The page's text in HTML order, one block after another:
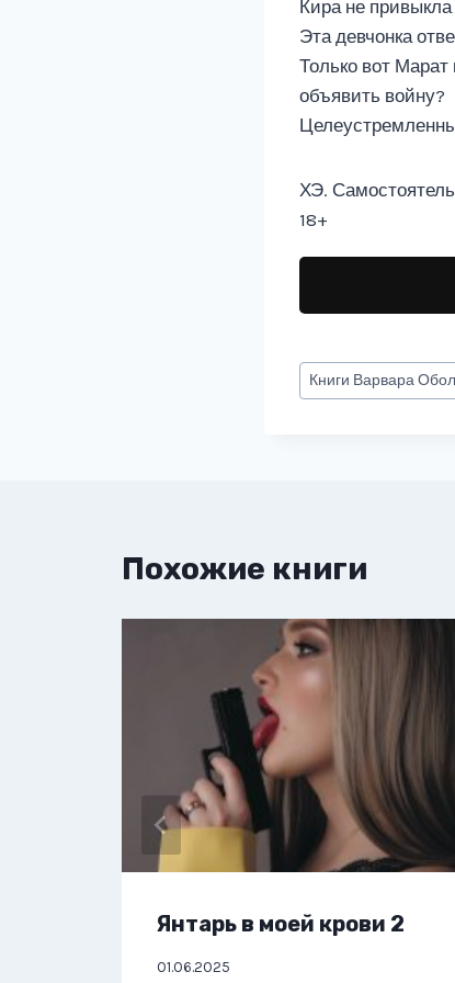
Кира не
Эта девчонка
Только вот Марат
объявить войну?
ХЭ.
18+
Метки
записи:
Книги Варвара
Похожие книги
Янтарь в моей крови 2
01.06.2025